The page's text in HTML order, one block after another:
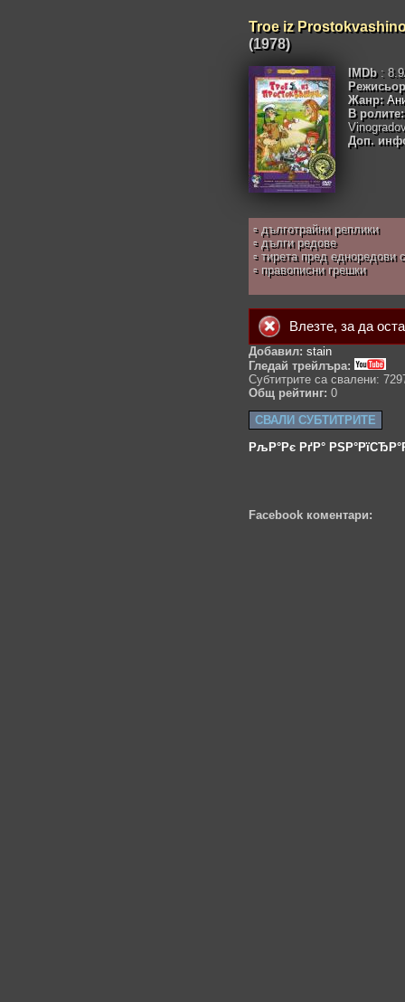
Troe iz
(1978)
IMDb :
Жанр:
В ролите:
Доп.
▫ дълготрайни реплики
▫ дълги редове
▫ тирета пред едноредови
▫ правописни грешки
Влезте, за да
Добавил: stain
Гледай трейлъра:
Субтитрите са свалени:
Общ рейтинг: 0
СВАЛИ СУБТИТРИТЕ
РљР°Рє РґР°
Facebook коментари: